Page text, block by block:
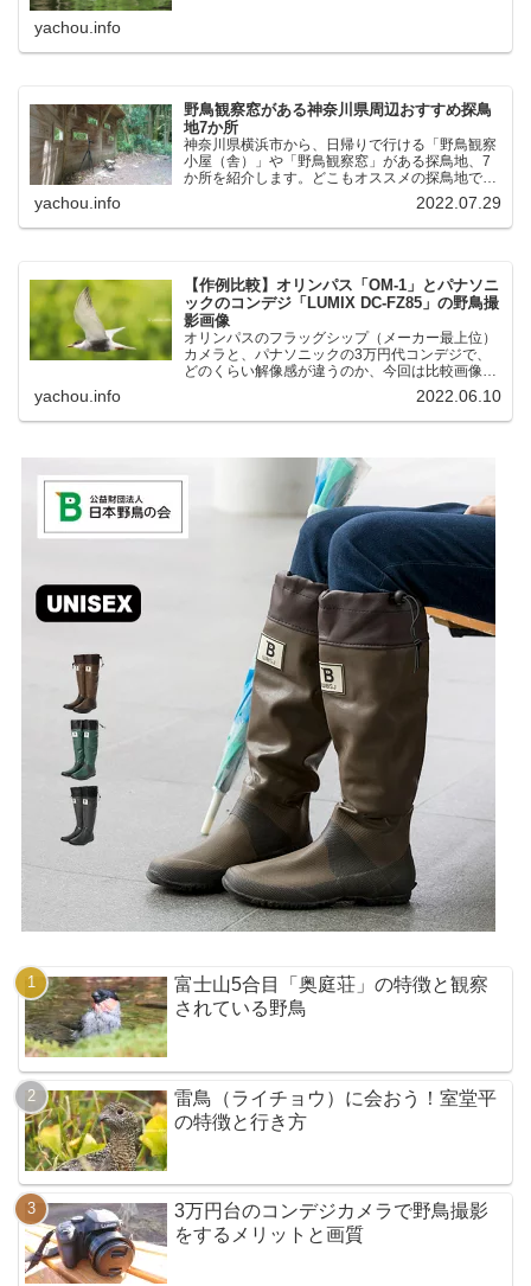
yachou.info
野鳥観察窓がある神奈川県周辺おすすめ探鳥
地7か所
神奈川県横浜市から、日帰りで行ける「野鳥観察
小屋（舎）」や「野鳥観察窓」がある探鳥地、7
か所を紹介します。どこもオススメの探鳥地で
す。実際に訪れてみると、野山にいる野鳥、海や
湖にいる野鳥それぞれ違う観察になりました。街
中にあり、電車で行ける...
yachou.info 2022.07.29
【作例比較】オリンパス「OM-1」とパナソニ
ックのコンデジ「LUMIX DC-FZ85」の野鳥撮
影画像
オリンパスのフラッグシップ（メーカー最上位）
カメラと、パナソニックの3万円代コンデジで、
どのくらい解像感が違うのか、今回は比較画像を
紹介します。私はコンデジを愛用しているのです
が、相棒がオリンパス「OM-1」を使い始めたと
ころ、同じ被写体で...
yachou.info 2022.06.10
富士山5合目「奥庭荘」の特徴と観察
されている野鳥
雷鳥（ライチョウ）に会おう！室堂平
の特徴と行き方
3万円台のコンデジカメラで野鳥撮影
をするメリットと画質